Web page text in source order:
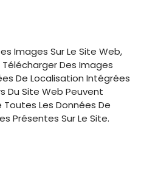
Images Sur Le Site Web,
Télécharger Des Images
De Localisation Intégrées
Du Site Web Peuvent
Toutes Les Données De
Présentes Sur Le Site.